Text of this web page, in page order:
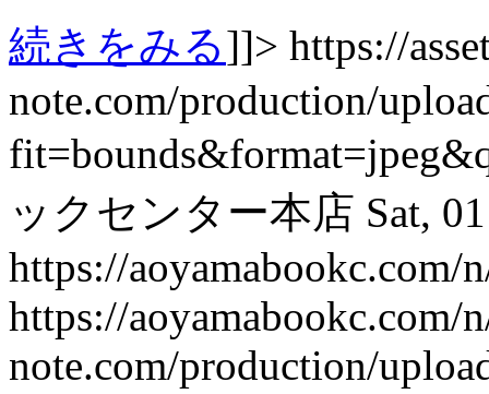
続きをみる]]> https://
note.com/production/
ックセンター本店 Sat,
https://aoyamabookc.com/
https://aoyamabookc.com/
note.com/production/